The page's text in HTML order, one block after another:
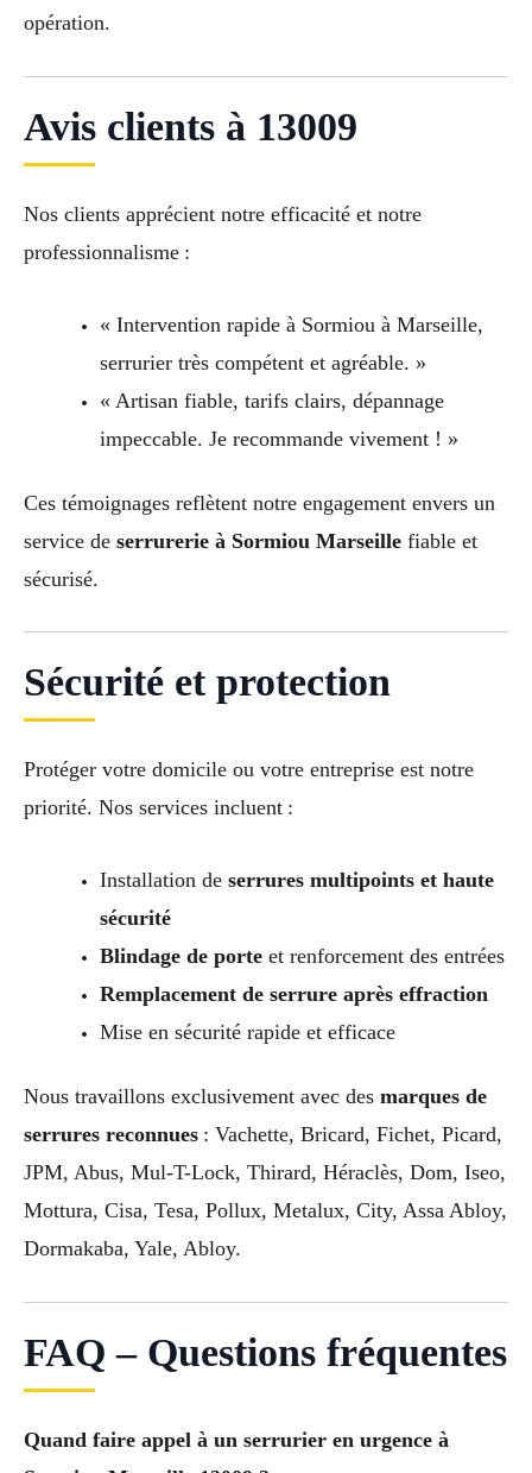
opération.
Avis clients à 13009
Nos clients apprécient notre efficacité et notre
professionnalisme :
« Intervention rapide à Sormiou à Marseille,
serrurier très compétent et agréable. »
« Artisan fiable, tarifs clairs, dépannage
impeccable. Je recommande vivement ! »
Ces témoignages reflètent notre engagement envers un
service de serrurerie à Sormiou Marseille fiable et
sécurisé.
Sécurité et protection
Protéger votre domicile ou votre entreprise est notre
priorité. Nos services incluent :
Installation de serrures multipoints et haute
sécurité
Blindage de porteet renforcement des entrées
Remplacement de serrure après effraction
Mise en sécurité rapide et efficace
Nous travaillons exclusivement avec des marques de
serrures reconnues : Vachette, Bricard, Fichet, Picard,
JPM, Abus, Mul-T-Lock, Thirard, Héraclès, Dom, Iseo,
Mottura, Cisa, Tesa, Pollux, Metalux, City, Assa Abloy,
Dormakaba, Yale, Abloy.
FAQ – Questions fréquentes
Quand faire appel à un serrurier en urgence à